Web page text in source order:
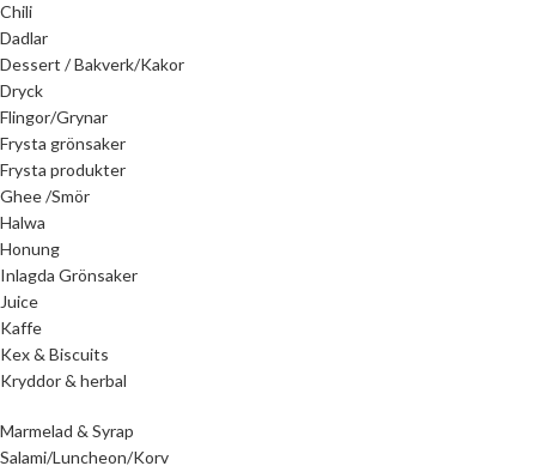
Chili
Dadlar
Dessert / Bakverk/Kakor
Dryck
Flingor/Grynar
Frysta grönsaker
Frysta produkter
Ghee /Smör
Halwa
Honung
Inlagda Grönsaker
Juice
Kaffe
Kex & Biscuits
Kryddor & herbal
Marmelad & Syrap
Salami/Luncheon/Korv